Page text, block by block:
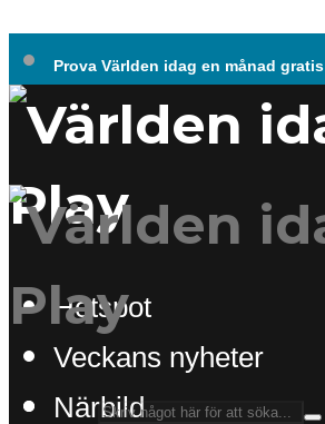
Prova Världen idag en månad gratis
Hotspot
Veckans nyheter
Närbild